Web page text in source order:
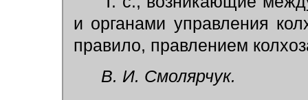
и органами управления
правило, правлением
В. И. Смолярчук.